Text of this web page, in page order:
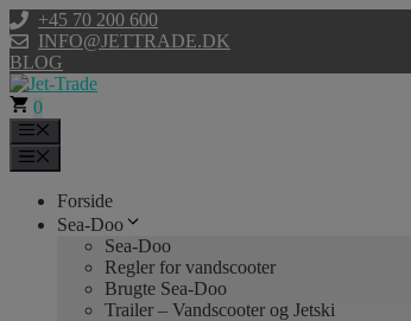
Hop
til
indhold
+45 70 200 600
INFO@JETTRADE.DK
BLOG
0
Forside
Sea-Doo
Sea-Doo
Regler for vandscooter
Brugte Sea-Doo
Trailer – Vandscooter og Jetski